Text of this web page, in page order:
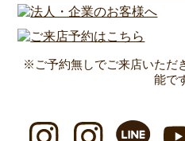
※ご予約無しでご来店いただ
能で